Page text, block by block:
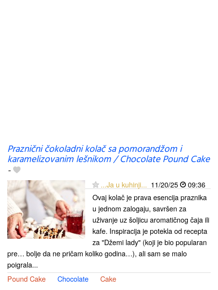
Praznični čokoladni kolač sa pomorandžom i
karamelizovanim lešnikom / Chocolate Pound Cake
-
...Ja u kuhinji... 11/20/25
09:36
Ovaj kolač je prava esencija praznika
u jednom zalogaju, savršen za
uživanje uz šoljicu aromatičnog čaja ili
kafe. Inspiracija je potekla od recepta
za "Džemi lady" (koji je bio popularan
pre… bolje da ne pričam koliko godina…), ali sam se malo
poigrala...
Pound Cake
Chocolate Cake